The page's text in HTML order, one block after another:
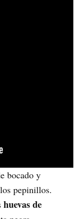
bocado y
pepinillos.
huevas de